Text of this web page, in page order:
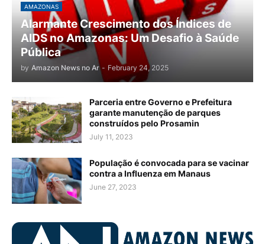
AMAZONAS
Alarmante Crescimento dos Índices de
AIDS no Amazonas: Um Desafio à Saúde
Pública
by Amazon News no Ar - February 24, 2025
Parceria entre Governo e Prefeitura
garante manutenção de parques
construídos pelo Prosamin
July 11, 2023
População é convocada para se vacinar
contra a Influenza em Manaus
June 27, 2023